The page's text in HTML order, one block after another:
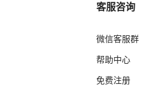
客服咨询
微信客服群
帮助中心
免费注册